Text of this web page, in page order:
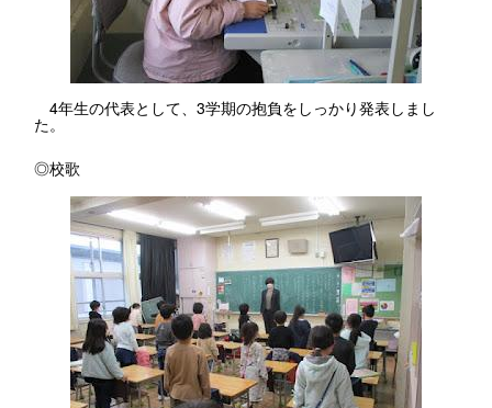
4年生の代表として、3学期の抱負をしっかり発表しまし
た。
◎校歌